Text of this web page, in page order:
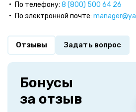
По телефону: 8 (800) 500 64 26
По электронной почте:
Отзывы Задать вопрос
Бонусы
за отзыв